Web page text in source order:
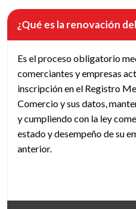
¿Qué es la renovación
Es el proceso obligatorio
comerciantes y empresas
inscripción en el Registro
Comercio y sus datos,
y cumpliendo con la ley
estado y desempeño de su
anterior.